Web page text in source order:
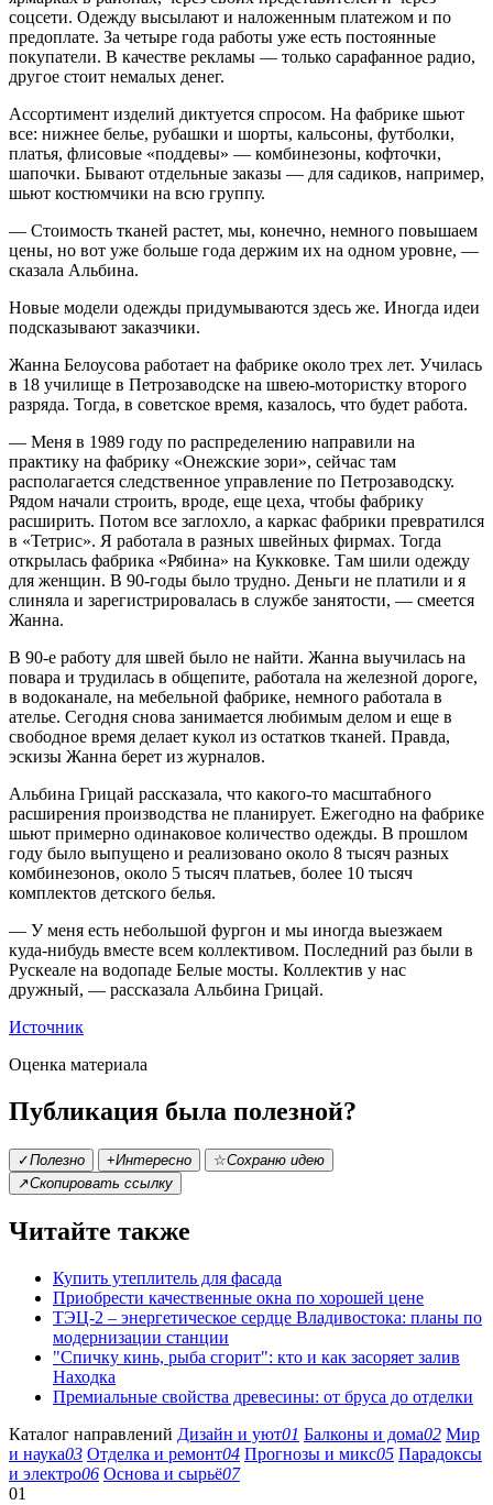
соцсети. Одежду высылают и наложенным платежом и по
предоплате. За четыре года работы уже есть постоянные
покупатели. В качестве рекламы — только сарафанное радио,
другое стоит немалых денег.
Ассортимент изделий диктуется спросом. На фабрике шьют
все: нижнее белье, рубашки и шорты, кальсоны, футболки,
платья, флисовые «поддевы» — комбинезоны, кофточки,
шапочки. Бывают отдельные заказы — для садиков, например,
шьют костюмчики на всю группу.
— Стоимость тканей растет, мы, конечно, немного повышаем
цены, но вот уже больше года держим их на одном уровне, —
сказала Альбина.
Новые модели одежды придумываются здесь же. Иногда идеи
подсказывают заказчики.
Жанна Белоусова работает на фабрике около трех лет. Училась
в 18 училище в Петрозаводске на швею-мотористку второго
разряда. Тогда, в советское время, казалось, что будет работа.
— Меня в 1989 году по распределению направили на
практику на фабрику «Онежские зори», сейчас там
располагается следственное управление по Петрозаводску.
Рядом начали строить, вроде, еще цеха, чтобы фабрику
расширить. Потом все заглохло, а каркас фабрики превратился
в «Тетрис». Я работала в разных швейных фирмах. Тогда
открылась фабрика «Рябина» на Кукковке. Там шили одежду
для женщин. В 90-годы было трудно. Деньги не платили и я
слиняла и зарегистрировалась в службе занятости, — смеется
Жанна.
В 90-е работу для швей было не найти. Жанна выучилась на
повара и трудилась в общепите, работала на железной дороге,
в водоканале, на мебельной фабрике, немного работала в
ателье. Сегодня снова занимается любимым делом и еще в
свободное время делает кукол из остатков тканей. Правда,
эскизы Жанна берет из журналов.
Альбина Грицай рассказала, что какого-то масштабного
расширения производства не планирует. Ежегодно на фабрике
шьют примерно одинаковое количество одежды. В прошлом
году было выпущено и реализовано около 8 тысяч разных
комбинезонов, около 5 тысяч платьев, более 10 тысяч
комплектов детского белья.
— У меня есть небольшой фургон и мы иногда выезжаем
куда-нибудь вместе всем коллективом. Последний раз были в
Рускеале на водопаде Белые мосты. Коллектив у нас
дружный, — рассказала Альбина Грицай.
Источник
Оценка материала
Публикация была полезной?
✓Полезно +Интересно ☆Сохраню идею
↗Скопировать ссылку
Читайте также
Купить утеплитель для фасада
Приобрести качественные окна по хорошей цене
ТЭЦ-2 – энергетическое сердце Владивостока: планы по
модернизации станции
"Спичку кинь, рыба сгорит": кто и как засоряет залив
Находка
Премиальные свойства древесины: от бруса до отделки
Каталог направлений Дизайн и уют01 Балконы и дома02 Мир
и наука03 Отделка и ремонт04 Прогнозы и микс05 Парадоксы
и электро06 Основа и сырьё07
01